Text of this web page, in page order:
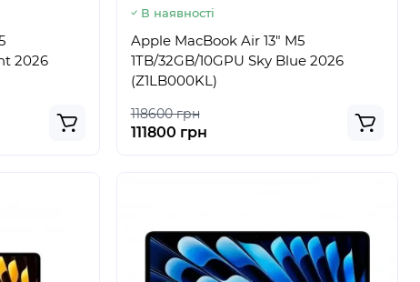
2026
В наявності
Apple MacBook Air 13" M5
1TB/32GB/10GPU Sky Blue 2026
(Z1LB000KL)
118600 грн
111800 грн